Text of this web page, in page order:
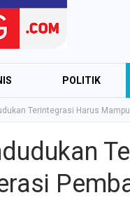
POLITIK
Terintegrasi Harus